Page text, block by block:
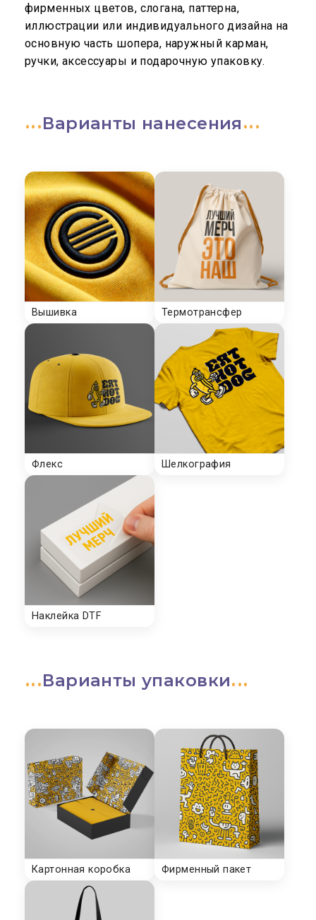
фирменных цветов, слогана, паттерна,
иллюстрации или индивидуального дизайна на
основную часть шопера, наружный карман,
ручки, аксессуары и подарочную упаковку.
Варианты нанесения
Варианты упаковки